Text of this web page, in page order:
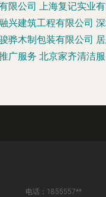
限公司 上海复记实业
兴建筑工程有限公司
骅木制包装有限公司
广服务 北京家齐清洁
电话：1855557**